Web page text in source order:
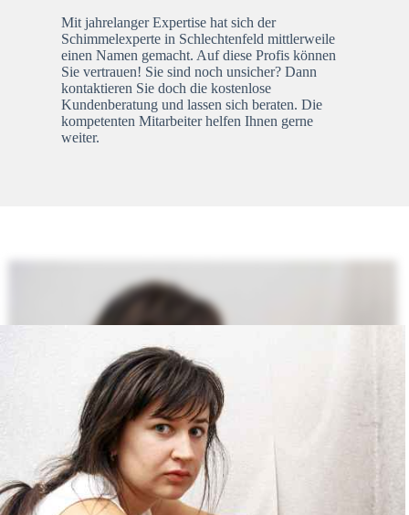
Mit jahrelanger Expertise hat sich der
Schimmelexperte in Schlechtenfeld mittlerweile
einen Namen gemacht. Auf diese Profis können
Sie vertrauen! Sie sind noch unsicher? Dann
kontaktieren Sie doch die kostenlose
Kundenberatung und lassen sich beraten. Die
kompetenten Mitarbeiter helfen Ihnen gerne
weiter.